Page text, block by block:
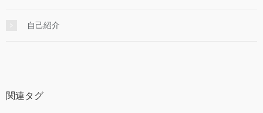
自己紹介
関連タグ